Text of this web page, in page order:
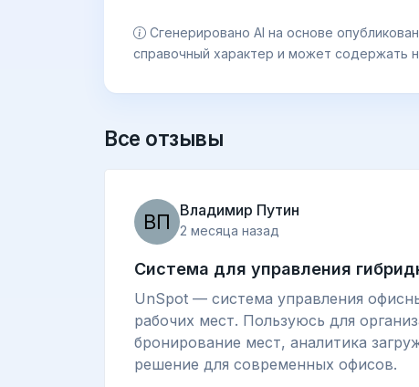
Сгенерировано AI на основе
справочный характер и может содержать
Все отзывы
Владимир Путин
2 месяца назад
Система для управления
UnSpot — система управления
рабочих мест. Пользуюсь для
бронирование мест, аналитика
решение для современных офисов.